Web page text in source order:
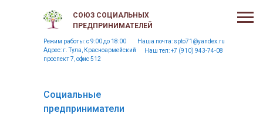
СОЮЗ СОЦИАЛЬНЫХ
ПРЕДПРИНИМАТЕЛЕЙ
Наш тел:+7 (910) 943-74-08
Наша почта: spto71@yandex.ru
Режим работы: c 9:00 до 18:00
Адрес: г. Тула, Красноармейский
проспект 7, офис 512
Социальные
предприниматели